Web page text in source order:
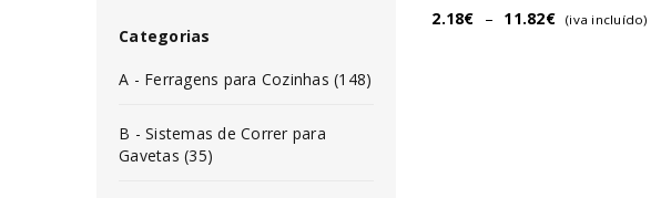
Categorias
A - Ferragens para Cozinhas (148)
B - Sistemas de Correr para
Gavetas (35)
2.18€ – 11.82€ (iva incluído)